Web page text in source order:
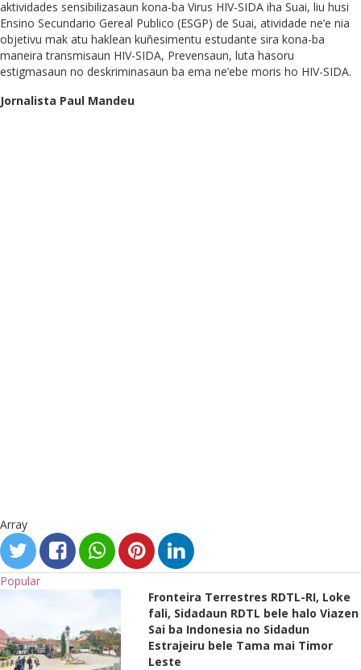
aktividades sensibilizasaun kona-ba Virus HIV-SIDA iha Suai, liu husi
Ensino Secundario Gereal Publico (ESGP) de Suai, atividade ne’e nia
objetivu mak atu haklean kuñesimentu estudante sira kona-ba
maneira transmisaun HIV-SIDA, Prevensaun, luta hasoru
estigmasaun no deskriminasaun ba ema ne’ebe moris ho HIV-SIDA.
Jornalista Paul Mandeu
Array
Popular
Fronteira Terrestres RDTL-RI, Loke
fali, Sidadaun RDTL bele halo Viazen
Sai ba Indonesia no Sidadun
Estrajeiru bele Tama mai Timor
Leste